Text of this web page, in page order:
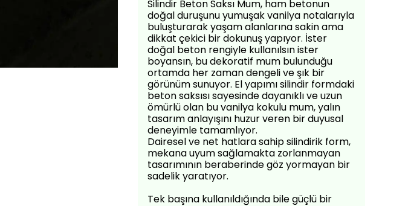
Silindir Beton Saksı Mum, ham betonun
doğal duruşunu yumuşak vanilya notalarıyla
buluşturarak yaşam alanlarına sakin ama
dikkat çekici bir dokunuş yapıyor. İster
doğal beton rengiyle kullanılsın ister
boyansın, bu dekoratif mum bulunduğu
ortamda her zaman dengeli ve şık bir
görünüm sunuyor. El yapımı silindir formdaki
beton saksısı sayesinde dayanıklı ve uzun
ömürlü olan bu vanilya kokulu mum, yalın
tasarım anlayışını huzur veren bir duyusal
deneyimle tamamlıyor.
Dairesel ve net hatlara sahip silindirik form,
mekana uyum sağlamakta zorlanmayan
tasarımının beraberinde göz yormayan bir
sadelik yaratıyor.
Tek başına kullanıldığında bile güçlü bir